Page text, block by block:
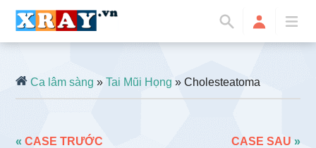
Ca lâm sàng »Tai Mũi Họng » Cholesteatoma
«CASE TRƯỚC CASE SAU »